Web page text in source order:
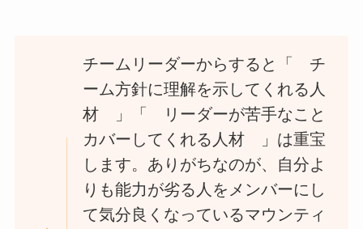
チームリーダーからすると「 チ
ーム方針に理解を示してくれる人
材 」「 リーダーが苦手なこと
カバーしてくれる人材 」は重宝
します。ありがちなのが、自分よ
りも能力が劣る人をメンバーにし
て気分良くなっているマウンティ